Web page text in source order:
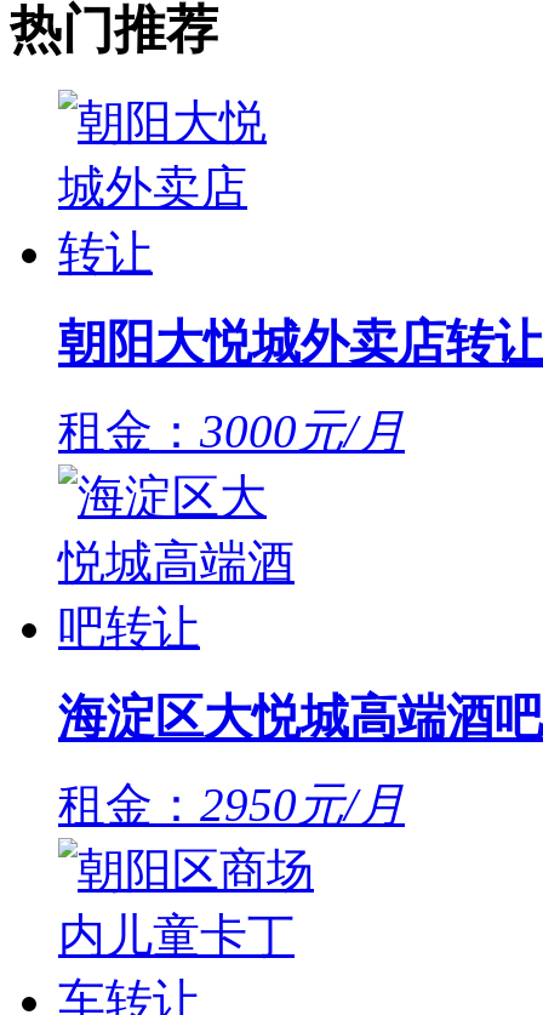
热门推荐
朝阳大悦城外卖店转让
租金： 3000元/月
海淀区大悦城高端酒
租金： 2950元/月